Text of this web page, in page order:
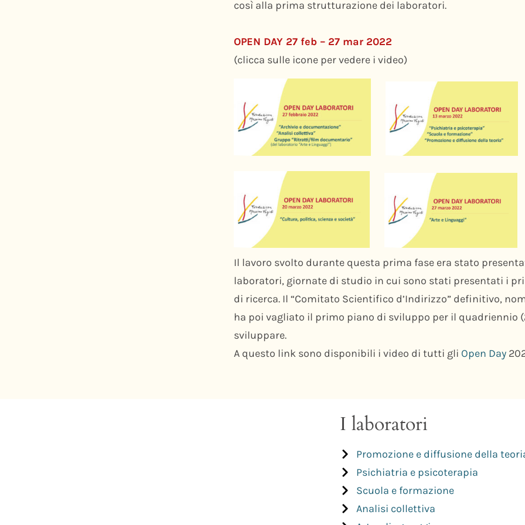
così alla prima strutturazione dei laboratori.
OPEN DAY 27 feb – 27 mar 2022
(clicca sulle icone per vedere i video)
Il lavoro svolto durante questa prima fase era stato
laboratori, giornate di studio in cui sono stati presentati i
di ricerca. Il “Comitato Scientifico d’Indirizzo” definitivo,
ha poi vagliato il primo piano di sviluppo per il quadriennio
sviluppare.
A questo link sono disponibili i video di tutti gli Open Day
I laboratori
Promozione e diffusione della
Psichiatria e psicoterapia​
Scuola e formazione​
Analisi collettiva​